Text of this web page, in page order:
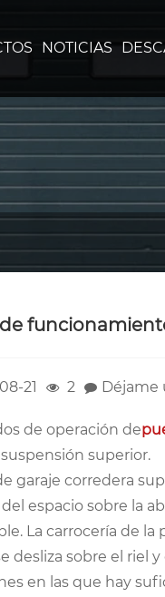
NOTICIAS
21 2 Déjame
de operación de
suspensión superior.
garaje corredera
espacio sobre la
La carrocería de
desliza sobre el riel
en las que hay